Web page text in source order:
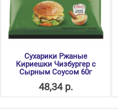
Сухарики Ржаные
Кириешки Чизбургер с
Сырным Соусом 60г
48,34 р.